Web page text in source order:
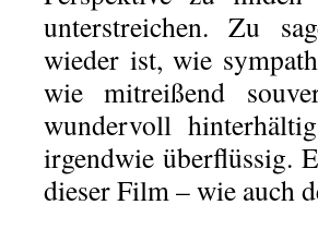
unterstreichen. Zu
wieder ist, wie
wie mitreißend
wundervoll
irgendwie überflüssig.
dieser Film – wie auch